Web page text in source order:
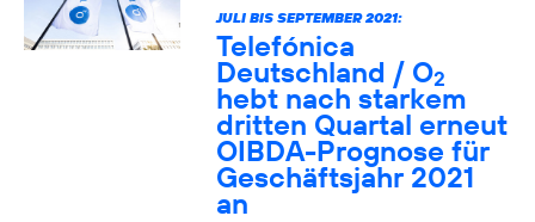
JULI BIS SEPTEMBER 2021:
Telefónica
Deutschland / O2
hebt nach starkem
dritten Quartal erneut
OIBDA-Prognose für
Geschäftsjahr 2021
an